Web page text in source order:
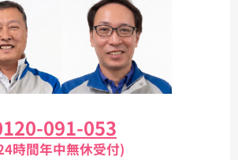
091-053
時間年中無休受付)